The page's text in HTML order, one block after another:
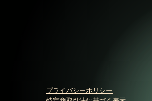
プライバシーポリシー